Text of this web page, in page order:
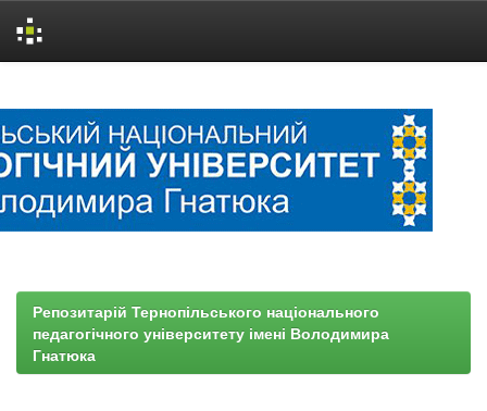
Репозитарій Тернопільського національного
педагогічного університету імені Володимира
Гнатюка